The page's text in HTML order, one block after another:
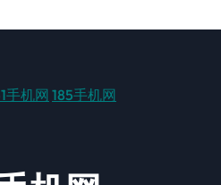
手机网 185手机网